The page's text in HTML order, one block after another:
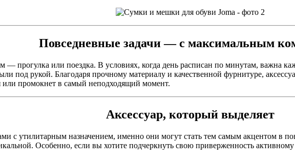
Повседневные задачи — с максимальным
прогулка или поездка. В условиях, когда день расписан по минутам, важна
под рукой. Благодаря прочному материалу и качественной фурнитуре,
или промокнет в самый неподходящий момент.
Аксессуар, который выделяет
с утилитарным назначением, именно они могут стать тем самым акцентом в
Особенно, если вы хотите подчеркнуть свою приверженность